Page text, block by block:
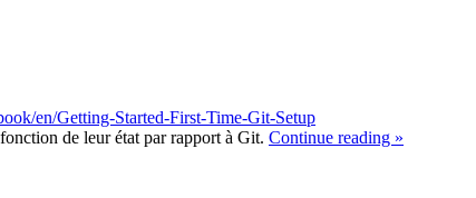
en/Getting-Started-First-Time-Git-Setup
de leur état par rapport à Git. Continue reading »